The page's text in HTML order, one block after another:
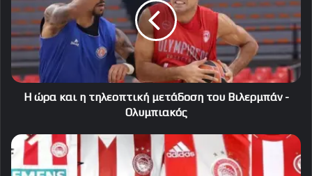
η
τηλεοπτική
μετάδοση
του
Βιλερμπάν
-
Ολυμπιακός
Η ώρα και η τηλεοπτική μετάδοση του Βιλερμπάν -
Ολυμπιακός
Οι
Θρυλικές
φανέλες!